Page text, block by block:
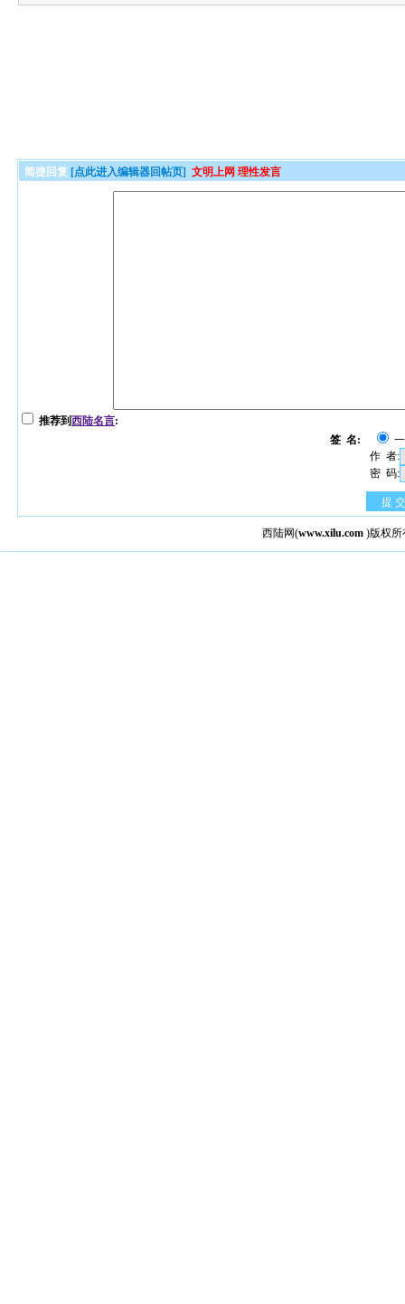
简捷回复 [点此进入编辑器回帖页] 文明上网 理性发言
推荐到西陆名言:
签 名:
作 者:
密 码:
提 交
西陆网(www.xilu.com )版权